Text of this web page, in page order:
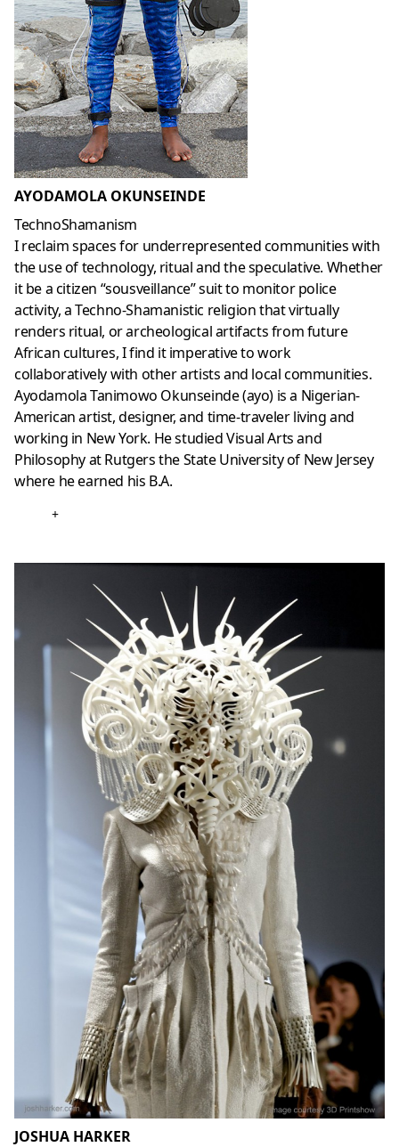
AYODAMOLA OKUNSEINDE
TechnoShamanism
I reclaim spaces for underrepresented communities with
the use of technology, ritual and the speculative. Whether
it be a citizen “sousveillance” suit to monitor police
activity, a Techno-Shamanistic religion that virtually
renders ritual, or archeological artifacts from future
African cultures, I find it imperative to work
collaboratively with other artists and local communities.
Ayodamola Tanimowo Okunseinde (ayo) is a Nigerian-
American artist, designer, and time-traveler living and
working in New York. He studied Visual Arts and
Philosophy at Rutgers the State University of New Jersey
where he earned his B.A.
+
JOSHUA HARKER